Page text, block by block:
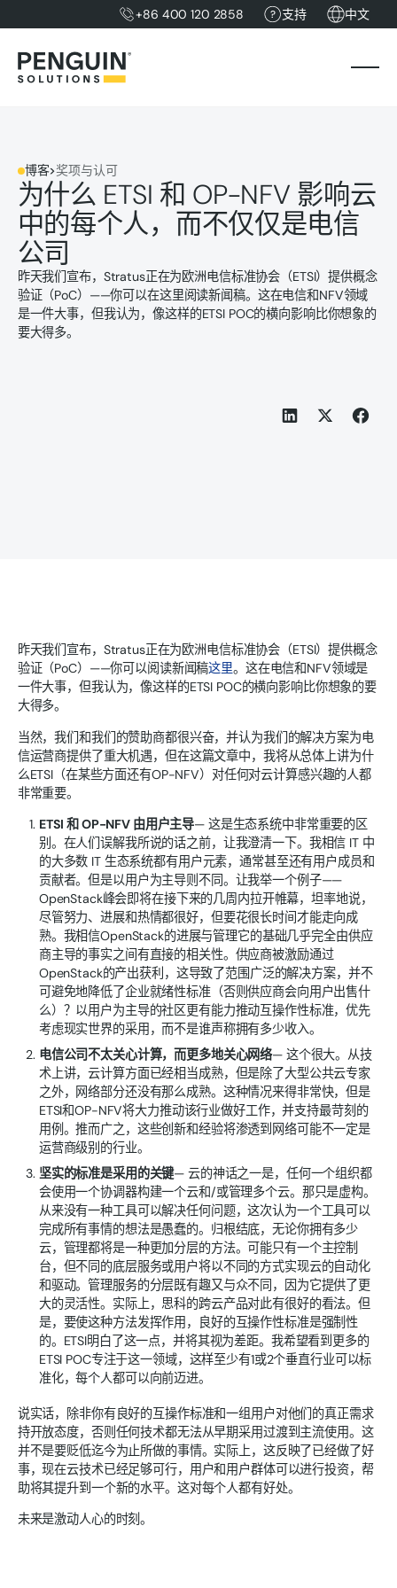
+86 400 120 2858 支持 中文
博客>奖项与认可
为什么 ETSI 和 OP-NFV 影响云
中的每个人，而不仅仅是电信
公司
昨天我们宣布，Stratus正在为欧洲电信标准协会（ETSI）提供概念
验证（PoC）——你可以在这里阅读新闻稿。这在电信和NFV领域
是一件大事，但我认为，像这样的ETSI POC的横向影响比你想象的
要大得多。
昨天我们宣布，Stratus正在为欧洲电信标准协会（ETSI）提供概念
验证（PoC）——你可以阅读新闻稿这里。这在电信和NFV领域是
一件大事，但我认为，像这样的ETSI POC的横向影响比你想象的要
大得多。
当然，我们和我们的赞助商都很兴奋，并认为我们的解决方案为电
信运营商提供了重大机遇，但在这篇文章中，我将从总体上讲为什
么ETSI（在某些方面还有OP-NFV）对任何对云计算感兴趣的人都
非常重要。
ETSI 和 OP-NFV 由用户主导— 这是生态系统中非常重要的区
别。在人们误解我所说的话之前，让我澄清一下。我相信 IT 中
的大多数 IT 生态系统都有用户元素，通常甚至还有用户成员和
贡献者。但是以用户为主导则不同。让我举一个例子——
OpenStack峰会即将在接下来的几周内拉开帷幕，坦率地说，
尽管努力、进展和热情都很好，但要花很长时间才能走向成
熟。我相信OpenStack的进展与管理它的基础几乎完全由供应
商主导的事实之间有直接的相关性。供应商被激励通过
OpenStack的产出获利，这导致了范围广泛的解决方案，并不
可避免地降低了企业就绪性标准（否则供应商会向用户出售什
么）？以用户为主导的社区更有能力推动互操作性标准，优先
考虑现实世界的采用，而不是谁声称拥有多少收入。
电信公司不太关心计算，而更多地关心网络— 这个很大。从技
术上讲，云计算方面已经相当成熟，但是除了大型公共云专家
之外，网络部分还没有那么成熟。这种情况来得非常快，但是
ETSI和OP-NFV将大力推动该行业做好工作，并支持最苛刻的
用例。推而广之，这些创新和经验将渗透到网络可能不一定是
运营商级别的行业。
坚实的标准是采用的关键— 云的神话之一是，任何一个组织都
会使用一个协调器构建一个云和/或管理多个云。那只是虚构。
从来没有一种工具可以解决任何问题，这次认为一个工具可以
完成所有事情的想法是愚蠢的。归根结底，无论你拥有多少
云，管理都将是一种更加分层的方法。可能只有一个主控制
台，但不同的底层服务或用户将以不同的方式实现云的自动化
和驱动。管理服务的分层既有趣又与众不同，因为它提供了更
大的灵活性。实际上，思科的跨云产品对此有很好的看法。但
是，要使这种方法发挥作用，良好的互操作性标准是强制性
的。ETSI明白了这一点，并将其视为差距。我希望看到更多的
ETSI POC专注于这一领域，这样至少有1或2个垂直行业可以标
准化，每个人都可以向前迈进。
说实话，除非你有良好的互操作标准和一组用户对他们的真正需求
持开放态度，否则任何技术都无法从早期采用过渡到主流使用。这
并不是要贬低迄今为止所做的事情。实际上，这反映了已经做了好
事，现在云技术已经足够可行，用户和用户群体可以进行投资，帮
助将其提升到一个新的水平。这对每个人都有好处。
未来是激动人心的时刻。